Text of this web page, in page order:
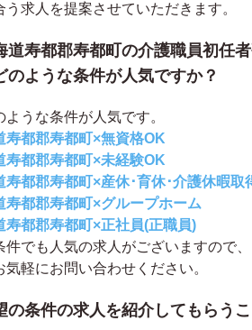
う求人を提案させていただきます。
道寿都郡寿都町の介護職員初任
のような条件が人気ですか？
ような条件が人気です。
寿都郡寿都町×無資格OK
寿都郡寿都町×未経験OK
寿都郡寿都町×産休･育休･介護休暇取
寿都郡寿都町×グループホーム
寿都郡寿都町×正社員(正職員)
件でも人気の求人がございますので
気軽にお問い合わせください。
の条件の求人を紹介してもらう